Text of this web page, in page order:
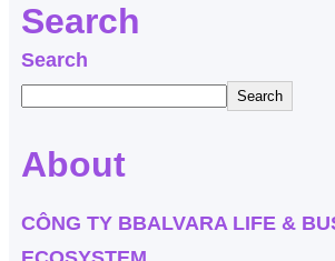
Search
Search
Search
About
CÔNG TY BBALVARA LIFE &